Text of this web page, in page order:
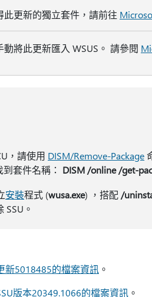
此更新的獨立套件，請前往
動將此更新匯入 WSUS。 請參閱
，請使用 DISM/Remove-Package
套件名稱： DISM /online /get-
安裝程式 (wusa.exe) ，搭配 /
。
新5018485的檔案資訊 。
版本20349.1066的檔案資訊 。